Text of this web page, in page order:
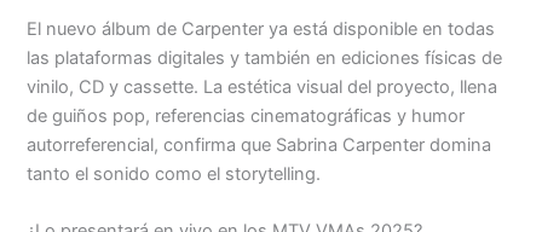
El nuevo álbum de Carpenter ya está disponible en todas
las plataformas digitales y también en ediciones físicas de
vinilo, CD y cassette. La estética visual del proyecto, llena
de guiños pop, referencias cinematográficas y humor
autorreferencial, confirma que Sabrina Carpenter domina
tanto el sonido como el storytelling.